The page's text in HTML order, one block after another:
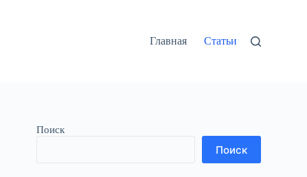
Главная Статьи
Поиск
Поиск